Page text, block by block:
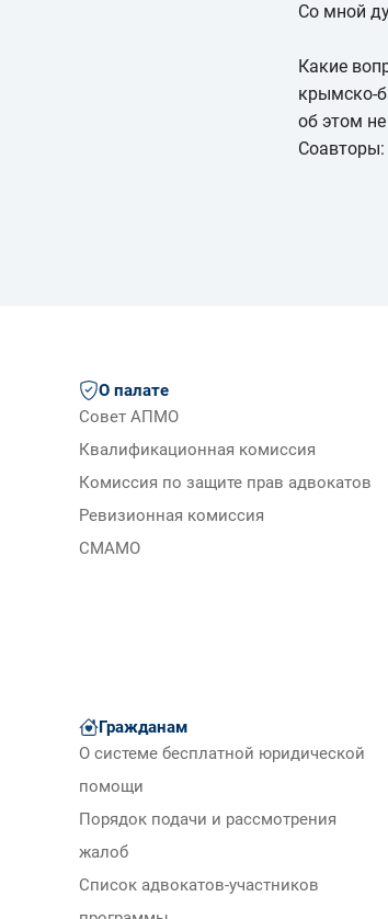
Со мной
Какие
крымско-
об этом
Соавторы:
О палате
Совет АПМО
Квалификационная комиссия
Комиссия по защите прав адвокатов
Ревизионная комиссия
СМАМО
Гражданам
О системе бесплатной юридической
помощи
Порядок подачи и рассмотрения
жалоб
Список адвокатов-участников